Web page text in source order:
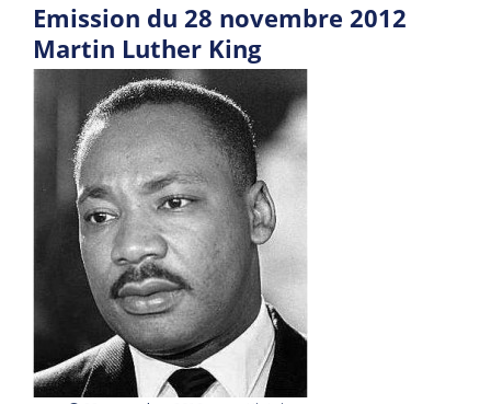
Emission du 28 novembre 2012
Martin Luther King